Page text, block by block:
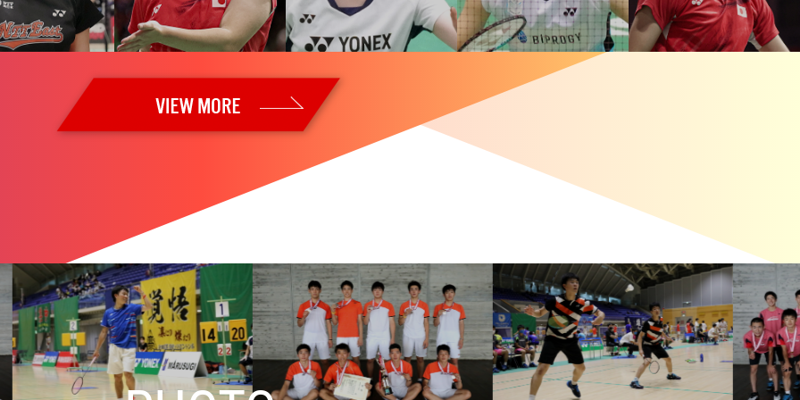
Super 1000・準決勝】女子単：山口、女子複：福島／松本が決勝進出！
Super 1000・2回戦】男子単：田中が世界ランク1位に勝利！！
Super 1000・1回戦2日目】日本勢12組が2回戦進出
Super 1000・1回戦1日目】日本勢の女子複3組いずれも勝利 女子単：仁平は明地に勝利
Super 750・決勝】女子単：山口、混合複：霜上／保原ともに準優勝
Super 750・準決勝】女子単：山口、混合複：霜上／保原が決勝進出！
Super 750・準々決勝】混合複：霜上／保原の快進撃止まらず！ 日本勢4組が準決勝進出
Super 750・2回戦】日本勢9組が準々決勝進出
Super 750・1回戦2日目】五十嵐／志田、霜上／保原、渡辺／田口がランキング上位に勝利！
Super 750・1回戦1日目】男子単：奈良岡がランキング上位に勝利！